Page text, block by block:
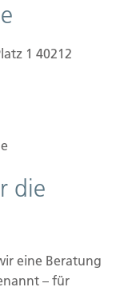
Johannes
1 40212
die
eine Beratung
– für